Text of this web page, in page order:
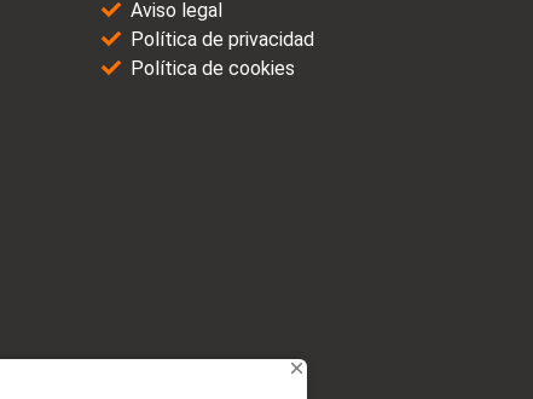
Aviso legal
Política de privacidad
Política de cookies